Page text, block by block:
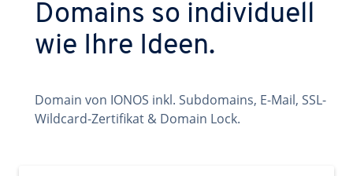
Domains so individuell
wie Ihre Ideen.
Domain von IONOS inkl. Subdomains, E-Mail, SSL-
Wildcard-Zertifikat & Domain Lock.